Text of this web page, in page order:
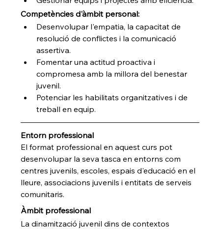
Competències d'àmbit personal:
Desenvolupar l'empatia, la capacitat de
resolució de conflictes i la comunicació
assertiva.
Fomentar una actitud proactiva i
compromesa amb la millora del benestar
juvenil.
Potenciar les habilitats organitzatives i de
treball en equip.
Entorn professional
El format professional en aquest curs pot
desenvolupar la seva tasca en entorns com
centres juvenils, escoles, espais d'educació en el
lleure, associacions juvenils i entitats de serveis
comunitaris.
Àmbit professional
La dinamització juvenil dins de contextos